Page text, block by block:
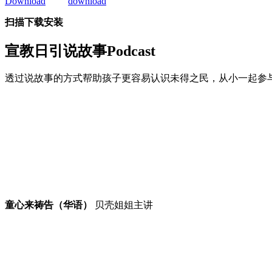
扫描下载安装
宣教日引 说故事Podcast
透过说故事的方式帮助孩子更容易认识未得之民，从小一起参
童心来祷告（华语） 贝壳姐姐主讲